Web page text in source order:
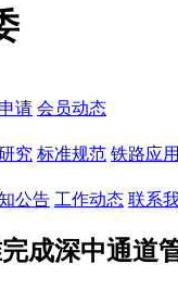
请 会员动态
究 标准规范 铁路应用
公告 工作动态 联系
成深中通道